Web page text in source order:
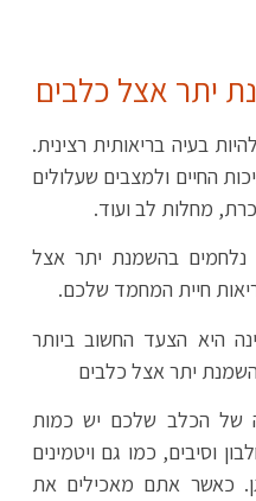
יתר אצל כלבים
בעיה בריאותית רצינית.
החיים ולמצבים שעלולים
מחלות לב ועוד.
נלחמים בהשמנת יתר אצל
חיית המחמד שלכם.
היא הצעד החשוב ביותר
יתר אצל כלבים
של הכלב שלכם יש כמות
וסיבים, כמו גם ויטמינים
כאשר אתם מאכילים את